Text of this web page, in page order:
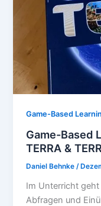
Game-Based
Game-Based
TERRA &
Daniel Behnke/
Im Unterricht
Abfragen und